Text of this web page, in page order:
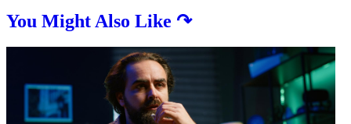
You Might Also Like ↷